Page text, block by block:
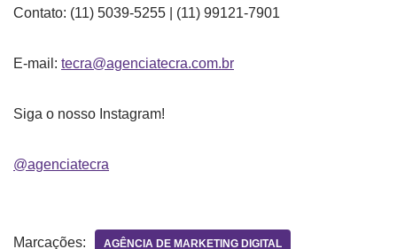
Contato: (11) 5039-5255 | (11) 99121-7901
E-mail: tecra@agenciatecra.com.br
Siga o nosso Instagram!
@agenciatecra
Marcações: AGÊNCIA DE MARKETING DIGITAL